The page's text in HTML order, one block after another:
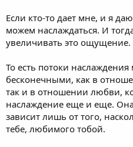
Если кто-то дает мне, и я
можем наслаждаться. И
увеличивать это ощущение.
То есть потоки
бесконечными, как в
так и в отношении любви,
наслаждение еще и еще.
зависит лишь от того,
тебе, любимого тобой.